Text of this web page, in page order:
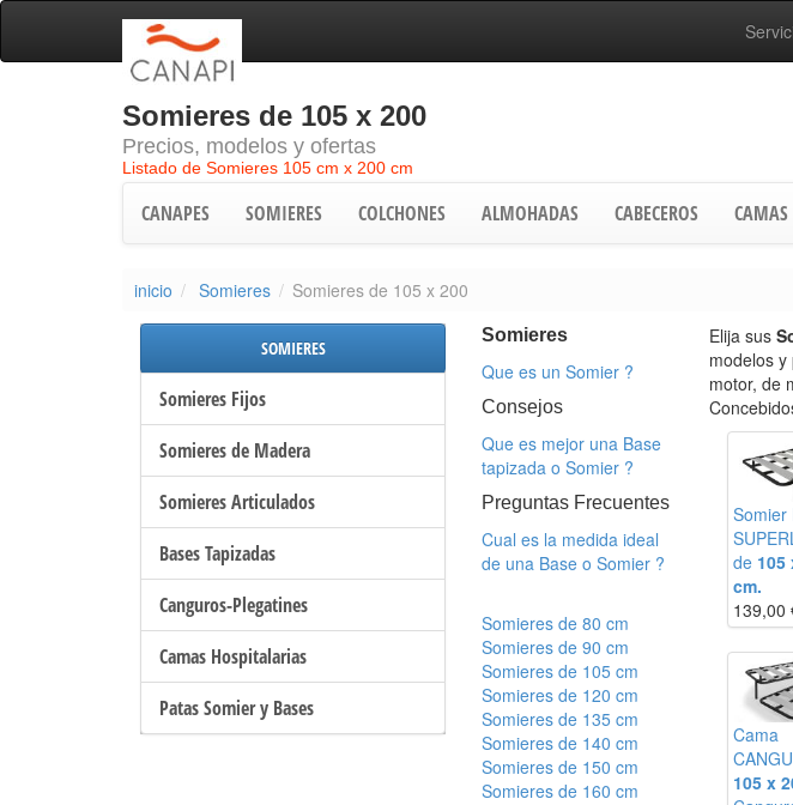
Somieres de 105 x 200
Precios, modelos y ofertas
Listado de Somieres 105 cm x 200 cm
CANAPES SOMIERES COLCHONES ALMOHADAS CABECEROS CAMAS
inicio Somieres Somieres de 105 x 200
SOMIERES
Somieres Fijos
Somieres de Madera
Somieres Articulados
Bases Tapizadas
Canguros-Plegatines
Camas Hospitalarias
Patas Somier y Bases
Somieres
Que es un Somier ?
Consejos
Que es mejor una Base
tapizada o Somier ?
Preguntas Frecuentes
Cual es la medida ideal
de una Base o Somier ?
Somieres de 80 cm
Somieres de 90 cm
Somieres de 105 cm
Somieres de 120 cm
Somieres de 135 cm
Somieres de 140 cm
Somieres de 150 cm
Somieres de 160 cm
Elija sus
modelos
motor, de
Somier
de 105
cm.
139,00
Cama
105 x